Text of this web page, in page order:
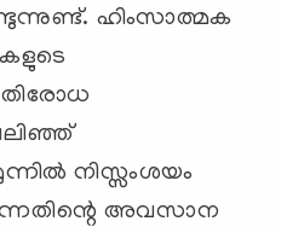
ഹിംസാത്മക
നിസ്സംശയം
അവസാന